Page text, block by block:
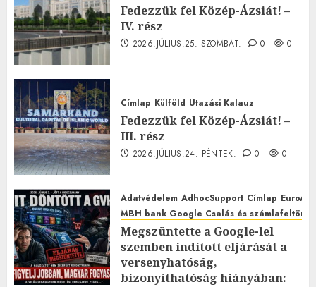
Fedezzük fel Közép-Ázsiát! –
IV. rész
2026.JÚLIUS.25. SZOMBAT. 0 0
Címlap Külföld Utazási Kalauz
Fedezzük fel Közép-Ázsiát! –
III. rész
2026.JÚLIUS.24. PÉNTEK. 0 0
Adatvédelem AdhocSupport Címlap
MBH bank Google Csalás és
Megszüntette a Google-lel
szemben indított eljárását a
versenyhatóság,
bizonyíthatóság hiányában: